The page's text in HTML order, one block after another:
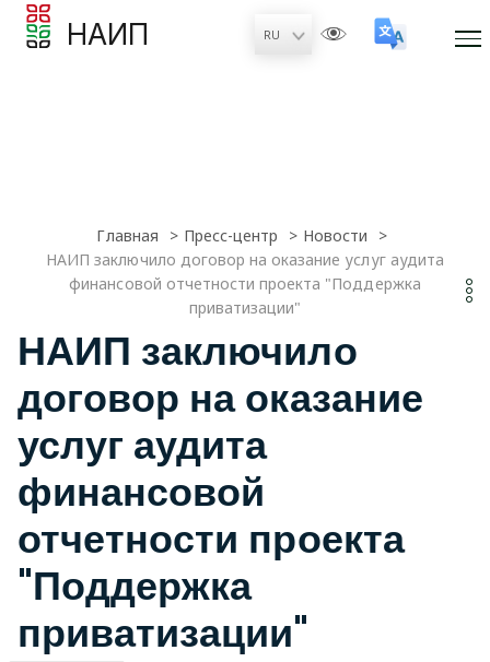
НАИП
Главная Пресс-центр
Новости
НАИП заключило договор на оказание услуг аудита
финансовой отчетности проекта "Поддержка
приватизации"
НАИП заключило
договор на оказание
услуг аудита
финансовой
отчетности проекта
"Поддержка
приватизации"